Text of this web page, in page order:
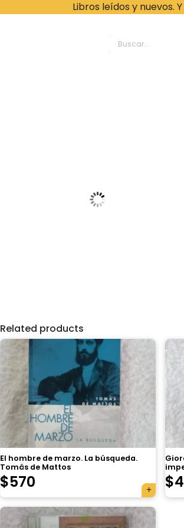
Libros leídos y nuevos.
Related products
El hombre de marzo. La búsqueda.
Tomás de Mattos
$570 $